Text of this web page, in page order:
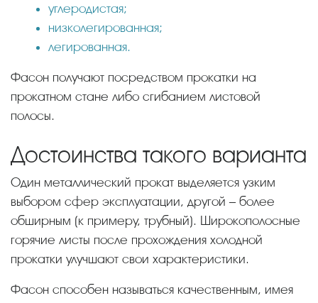
углеродистая;
низколегированная;
легированная.
Фасон получают посредством прокатки на
прокатном стане либо сгибанием листовой
полосы.
Достоинства такого варианта
Один металлический прокат выделяется узким
выбором сфер эксплуатации, другой – более
обширным (к примеру, трубный). Широкополосные
горячие листы после прохождения холодной
прокатки улучшают свои характеристики.
Фасон способен называться качественным, имея